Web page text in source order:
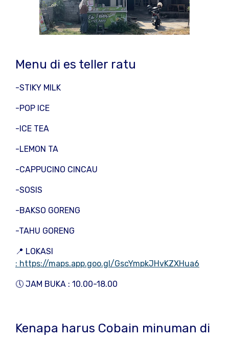
Menu di es teller ratu
-STIKY MILK
-POP ICE
-ICE TEA
-LEMON TA
-CAPPUCINO CINCAU
-SOSIS
-BAKSO GORENG
-TAHU GORENG
📍 LOKASI
: https://maps.app.goo.gl/GscYmpkJHvKZXHua6
🕔 JAM BUKA : 10.00-18.00
Kenapa harus Cobain minuman di